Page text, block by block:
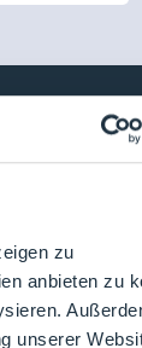
zu
anbieten zu
unserer
Themen